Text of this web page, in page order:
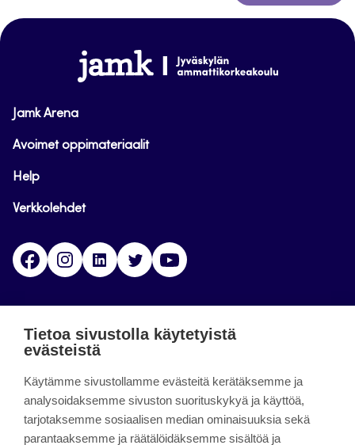
takaisin
www.jamk.fi
Jamk Arena
Avoimet oppimateriaalit
Help
Verkkolehdet
FacebookInstagramLinkedinTwitter
päättynyt 11.9.2023.
About the site
Tietoa sivustolla käytetyistä
evästeistä
Käytämme sivustollamme evästeitä kerätäksemme ja
analysoidaksemme sivuston suorituskykyä ja käyttöä,
tarjotaksemme sosiaalisen median ominaisuuksia sekä
parantaaksemme ja räätälöidäksemme sisältöä ja